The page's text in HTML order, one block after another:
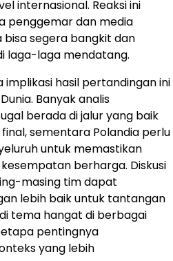
internasional. Reaksi ini
penggemar dan media
segera bangkit dan
laga-laga mendatang.
implikasi hasil pertandingan ini
Banyak analis
berada di jalur yang baik
sementara Polandia perlu
untuk memastikan
berharga. Diskusi
masing tim dapat
lebih baik untuk tantangan
tema hangat di berbagai
pentingnya
yang lebih